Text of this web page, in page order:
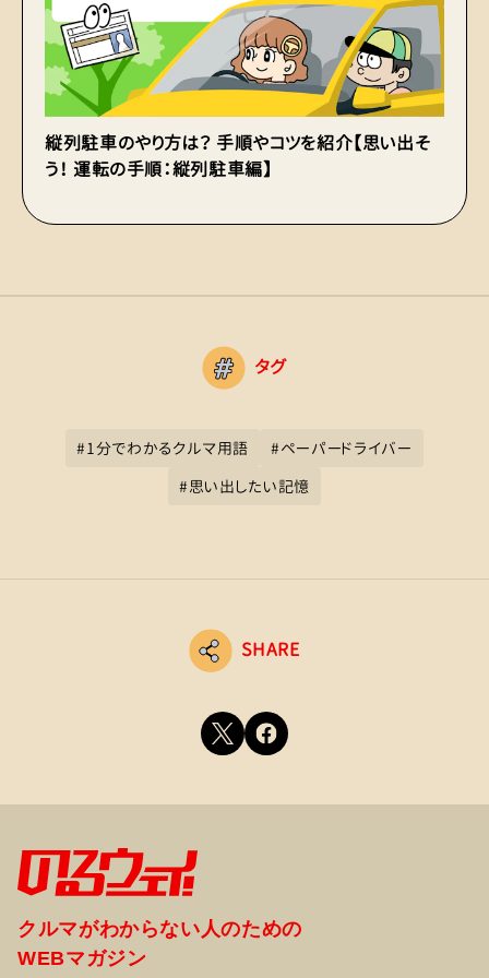
縦列駐車のやり方は？ 手順やコツを紹介【思い出そ
う！ 運転の手順：縦列駐車編】
タグ
#1分でわかるクルマ用語 #ペーパードライバー
#思い出したい記憶
SHARE
クルマがわからない人のための
WEBマガジン